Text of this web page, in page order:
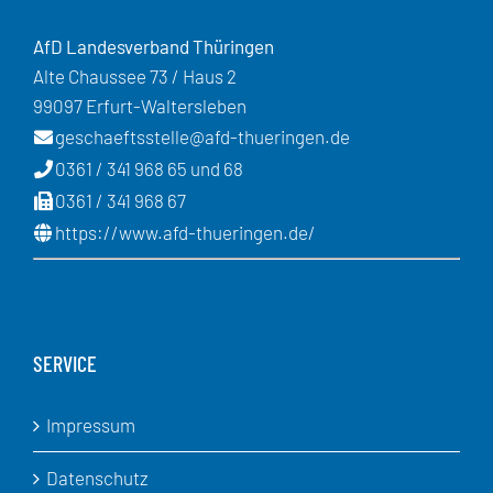
AfD Landesverband Thüringen
Alte Chaussee 73 / Haus 2
99097 Erfurt-Waltersleben
geschaeftsstelle@afd-thueringen.de
0361 / 341 968 65 und 68
0361 / 341 968 67
https://www.afd-thueringen.de/
SERVICE
Impressum
Datenschutz